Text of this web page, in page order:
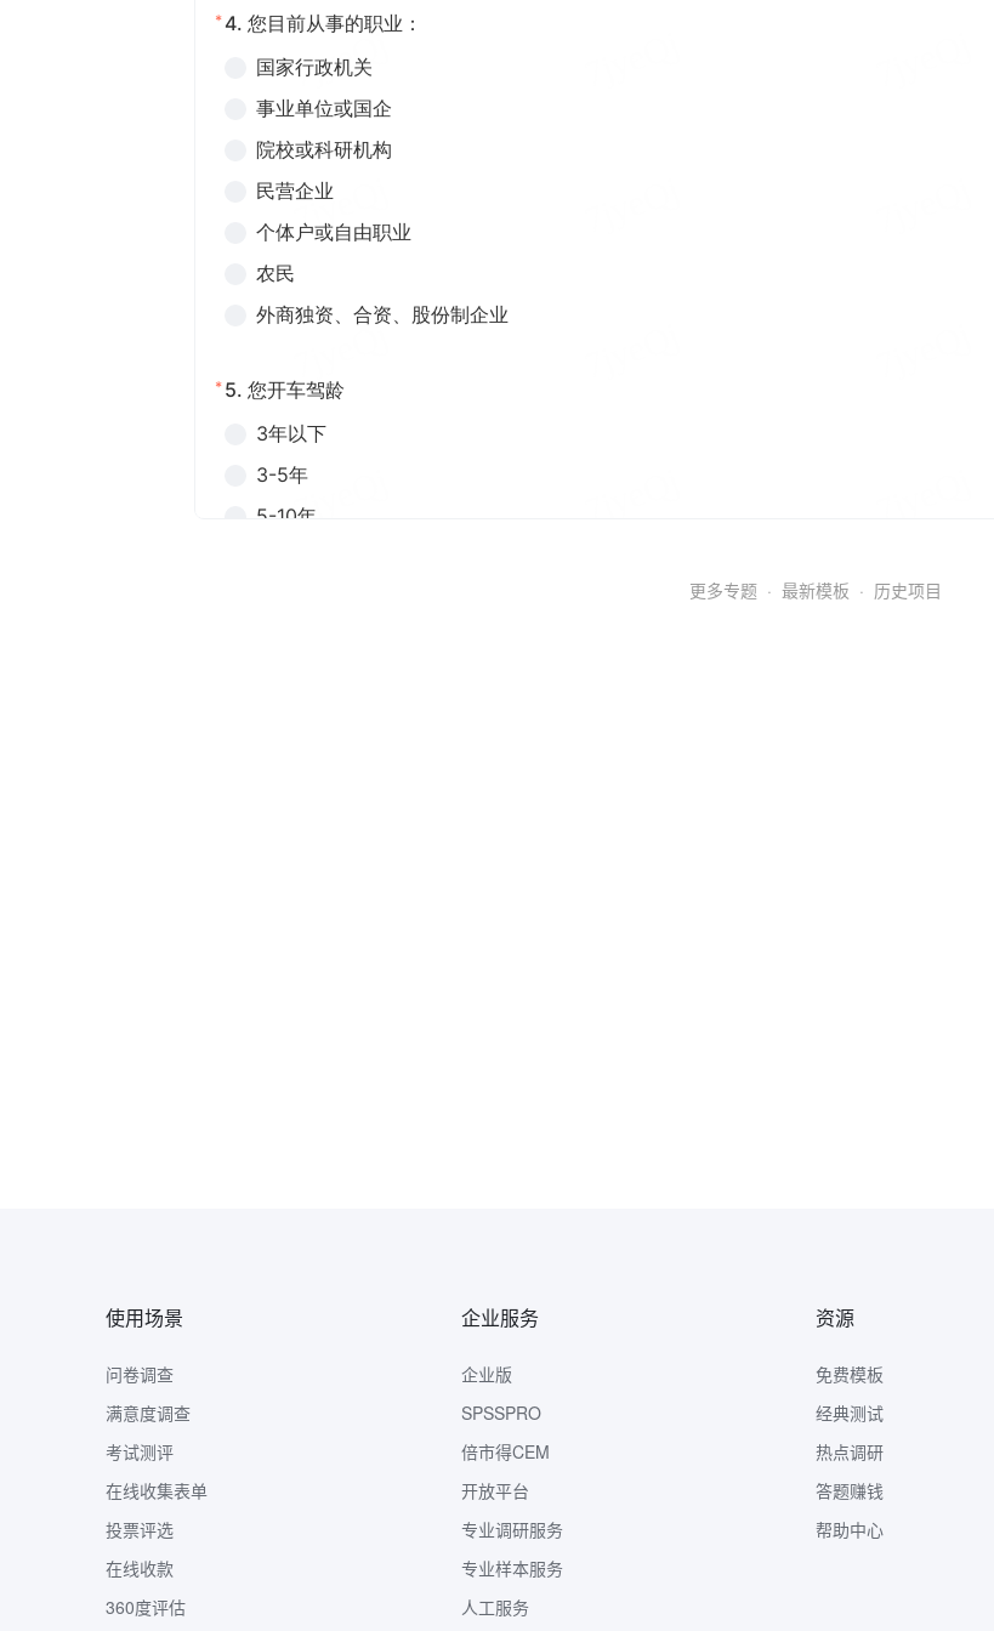
更多专题 · 最新模板 · 历史项目
使用场景
问卷调查
满意度调查
考试测评
在线收集表单
投票评选
在线收款
360度评估
企业服务
企业版
SPSSPRO
倍市得CEM
开放平台
专业调研服务
专业样本服务
人工服务
资源
免费模板
经典测试
热点调研
答题赚钱
帮助中心